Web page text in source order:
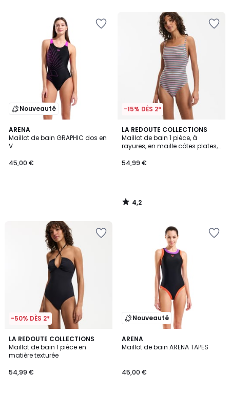
Nouveauté
ARENA
Maillot de bain GRAPHIC dos en
V
45,00 €
-15% DÈS 2*
LA REDOUTE COLLECTIONS
Maillot de bain 1 pièce, à
rayures, en maille côtes plates,
54,99 €
4,2
/ 5
4,2
/
-50% DÈS 2*
LA REDOUTE COLLECTIONS
Maillot de bain 1 pièce en
matière texturée
54,99 €
4,5
/ 5
2
Couleurs
Nouveauté
ARENA
Maillot de bain ARENA TAPES
45,00 €